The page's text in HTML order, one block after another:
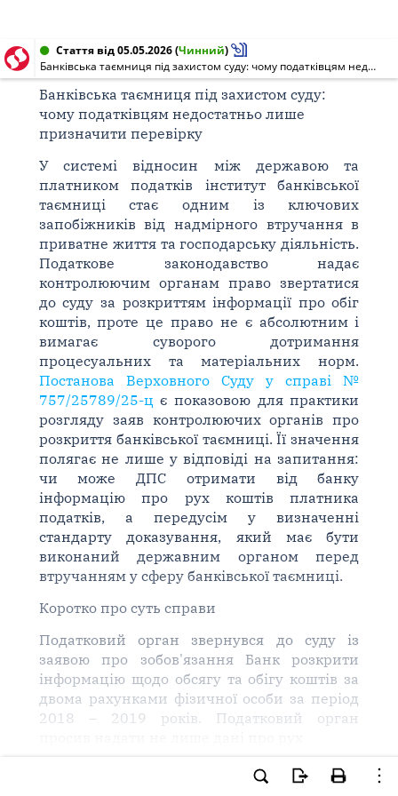
Стаття від 05.05.2026(Чинний)
Банківська таємниця під захистом суду: чому податківцям недостатньо лише призначити перевірку
Банківська таємниця під захистом суду:
чому податківцям недостатньо лише
призначити перевірку
У системі відносин між державою та
платником податків інститут банківської
таємниці стає одним із ключових
запобіжників від надмірного втручання в
приватне життя та господарську діяльність.
Податкове законодавство надає
контролюючим органам право звертатися
до суду за розкриттям інформації про обіг
коштів, проте це право не є абсолютним і
вимагає суворого дотримання
процесуальних та матеріальних норм.
Постанова Верховного Суду у справі №
757/25789/25-ц є показовою для практики
розгляду заяв контролюючих органів про
розкриття банківської таємниці. Її значення
полягає не лише у відповіді на запитання:
чи може ДПС отримати від банку
інформацію про рух коштів платника
податків, а передусім у визначенні
стандарту доказування, який має бути
виконаний державним органом перед
втручанням у сферу банківської таємниці.
Коротко про суть справи
Податковий орган звернувся до суду із
заявою про зобов'язання Банк розкрити
інформацію щодо обсягу та обігу коштів за
двома рахунками фізичної особи за період
2018 – 2019 років. Податковий орган